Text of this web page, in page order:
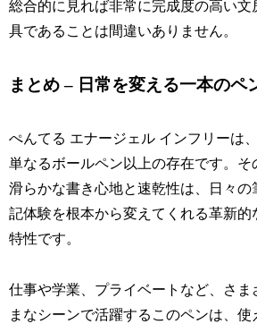
総合的に見れば非常に完成度の高い文
具であることは間違いありません。
まとめ – 日常を変える一本のペ
ぺんてる エナージェル インフリーは、
単なるボールペン以上の存在です。そ
滑らかな書き心地と速乾性は、日々の
記体験を根本から変えてくれる革新的
特性です。
仕事や学業、プライベートなど、さま
まなシーンで活躍するこのペンは、使